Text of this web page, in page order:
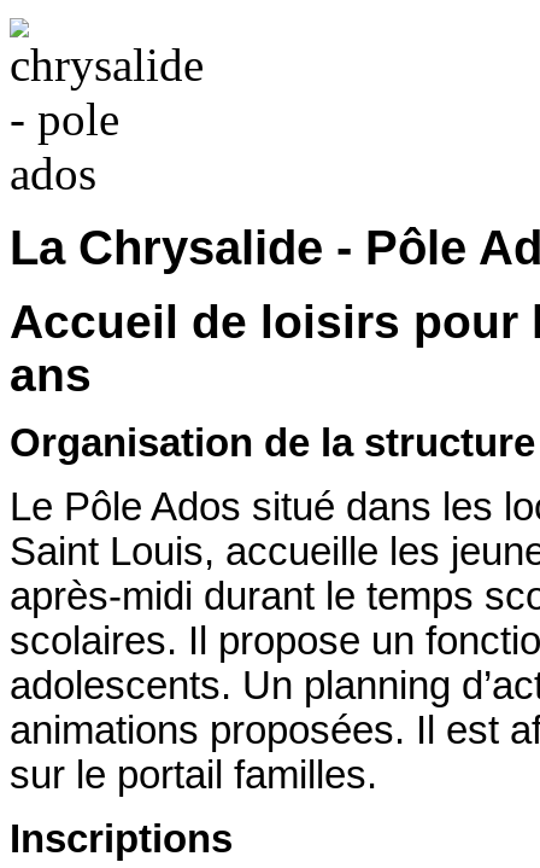
La Chrysalide - Pôle
Accueil de loisirs pour
ans
Organisation de la structure
Le Pôle Ados situé dans les
Saint Louis, accueille les
après-midi durant le temps
scolaires. Il propose un
adolescents. Un planning
animations proposées. Il est
sur le portail familles.
Inscriptions